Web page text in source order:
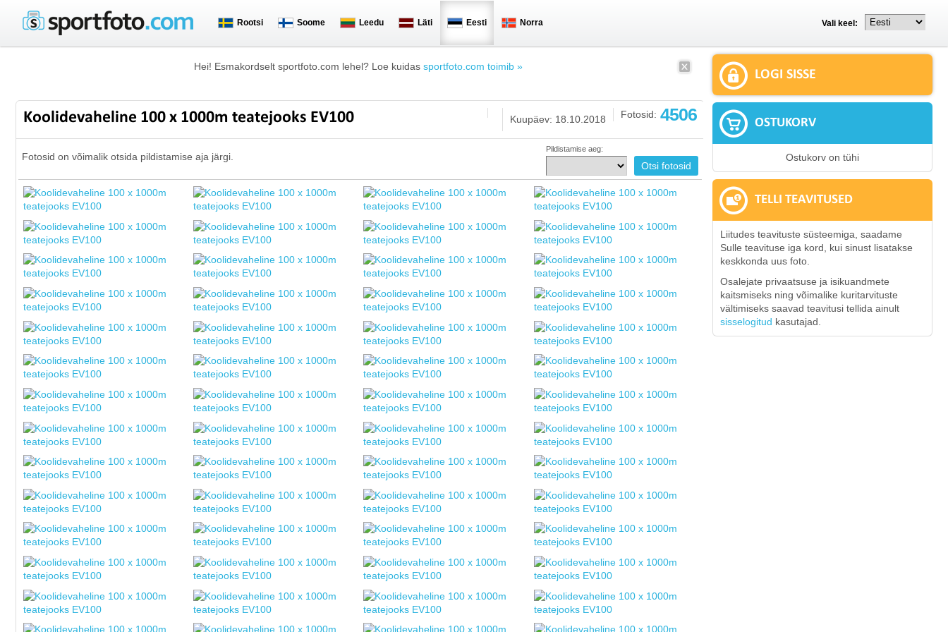
Rootsi Soome Leedu Läti Eesti Norra Vali keel:
Hei! Esmakordselt sportfoto.com lehel? Loe kuidas sportfoto.com toimib »
Koolidevaheline 100 x 1000m teatejooks EV100 Fotosid: 4506
Kuupäev: 18.10.2018
Fotosid on võimalik otsida pildistamise aja järgi.
Pildistamise aeg:
LOGI SISSE
OSTUKORV
Ostukorv on tühi
TELLI TEAVITUSED
Liitudes teavituste süsteemiga, saadame
Sulle teavituse iga kord, kui sinust lisatakse
keskkonda uus foto.
Osalejate privaatsuse ja isikuandmete
kaitsmiseks ning võimalike kuritarvituste
vältimiseks saavad teavitusi tellida ainult
sisselogitud kasutajad.